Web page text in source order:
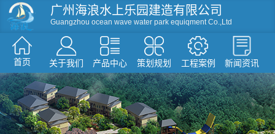
广州海浪水上乐园建造有限公司
Guangzhou ocean wave water park equiqment Co.,Ltd
首页 关于我们 产品中心 策划规划 工程案例 新闻资讯
资讯